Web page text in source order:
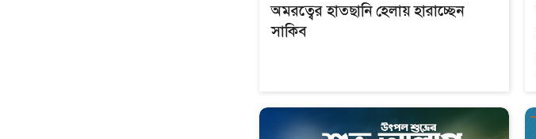
অমরত্বের হাতছানি হেলায় হারাচ্ছেন
সাকিব